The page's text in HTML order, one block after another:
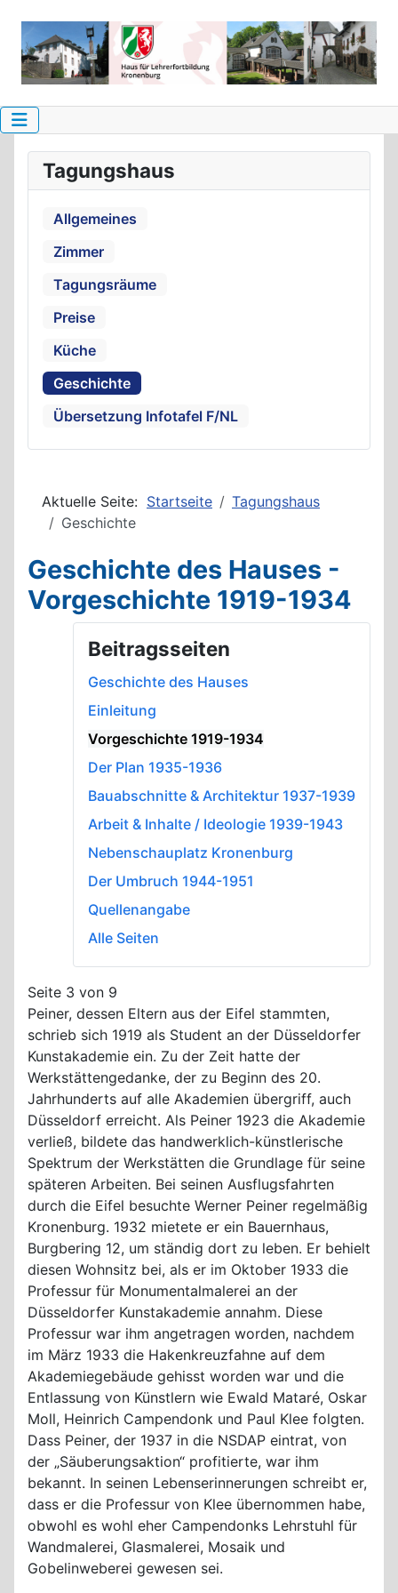
Tagungshaus
Allgemeines
Zimmer
Tagungsräume
Preise
Küche
Geschichte
Übersetzung Infotafel F/NL
Aktuelle Seite: Startseite
Tagungshaus
Geschichte
Geschichte des Hauses -
Vorgeschichte 1919-1934
Beitragsseiten
Geschichte des Hauses
Einleitung
Vorgeschichte 1919-1934
Der Plan 1935-1936
Bauabschnitte & Architektur 1937-1939
Arbeit & Inhalte / Ideologie 1939-1943
Nebenschauplatz Kronenburg
Der Umbruch 1944-1951
Quellenangabe
Alle Seiten
Seite 3 von 9
Peiner, dessen Eltern aus der Eifel stammten,
schrieb sich 1919 als Student an der Düsseldorfer
Kunstakademie ein. Zu der Zeit hatte der
Werkstättengedanke, der zu Beginn des 20.
Jahrhunderts auf alle Akademien übergriff, auch
Düsseldorf erreicht. Als Peiner 1923 die Akademie
verließ, bildete das handwerklich-künstlerische
Spektrum der Werkstätten die Grundlage für seine
späteren Arbeiten. Bei seinen Ausflugsfahrten
durch die Eifel besuchte Werner Peiner regelmäßig
Kronenburg. 1932 mietete er ein Bauernhaus,
Burgbering 12, um ständig dort zu leben. Er behielt
diesen Wohnsitz bei, als er im Oktober 1933 die
Professur für Monumentalmalerei an der
Düsseldorfer Kunstakademie annahm. Diese
Professur war ihm angetragen worden, nachdem
im März 1933 die Hakenkreuzfahne auf dem
Akademiegebäude gehisst worden war und die
Entlassung von Künstlern wie Ewald Mataré, Oskar
Moll, Heinrich Campendonk und Paul Klee folgten.
Dass Peiner, der 1937 in die NSDAP eintrat, von
der „Säuberungsaktion“ profitierte, war ihm
bekannt. In seinen Lebenserinnerungen schreibt er,
dass er die Professur von Klee übernommen habe,
obwohl es wohl eher Campendonks Lehrstuhl für
Wandmalerei, Glasmalerei, Mosaik und
Gobelinweberei gewesen sei.